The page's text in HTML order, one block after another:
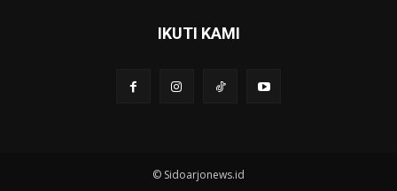
IKUTI KAMI
© Sidoarjonews.id